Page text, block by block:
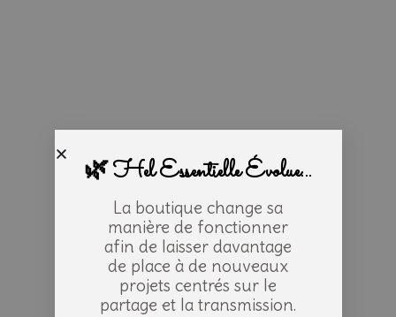
🌿 Hel Essentielle Évolue...
La boutique change sa
manière de fonctionner
afin de laisser davantage
de place à de nouveaux
projets centrés sur le
partage et la transmission.